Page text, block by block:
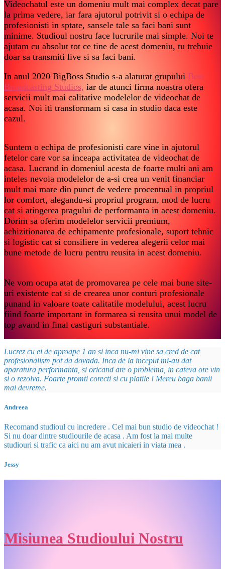
Videochatul este un domeniu mult mai complex decat pare
la prima vedere, iar fara ajutorul potrivit si o echipa de
profesionisti in sptate, sansele tale sa faci bani sunt
minime. Studioul nostru face lucrurile mai simple. Noi te
ajutam cu absolut tot ce tine de acest domeniu, tu trebuie
doar sa transmiti live si sa faci bani.
In anul 2020 BigBoss Studio s-a alaturat grupului Best
Broadcasting Studios, iar de atunci firma noastra ofera
servicii mult mai calitative modelelor de videochat de
acasa. Noi iti transformam si casa in studio daca este
cazul.
Suntem o echipa de profesionisti care vine in ajutorul
fetelor care vor sa inceapa activitatea de videochat de
acasa. Lucrand in domeniul acesta de foarte multi ani am
inteles nevoia modelelor de a-si crea un venit financiar
mult mai mare din punct de vedere procentual in propriul
lor comfort, alegandu-si propriul program, mod de lucru
cat si atingerea pragului de performanta in acest domeniu.
Dorim sa oferim modelelor servicii premium,
achizitionarea de echipamente profesionale, suport tehnic
si logistic cat si consiliere in vederea alegerii celor mai
bune metode de lucru pentru reusita in acest domeniu.
Ne vom ocupa atat de promovarea pe cele mai bune site-
uri existente cat si de crearea unor conturi profesionale
punand in valoare toate calitatile modelului, acest lucru
fiind foarte important in formarea si reusita unui model de
top avand in final castiguri substantiale.
Lucrez cu ei de aproape 1 an si inca nu-mi vine sa cred de cat
profesionalism pot da dovada. Inca de la inceput mi-au dat
aparatura performanta, si oricand are o problema, in cateva ore vin
si o rezolva. Foarte promti corecti si cu platile ! Mereu baga banii
mai devreme.
Andreea
Recomand studioul cu incredere . Cel mai bun studio de videochat !
Si nu doar dintre studiourile de acasa . Am fost la mai multe
studiouri si trafic ca aici nu am avut nicaieri in viata mea .
Jessy
Misiunea Studioului Nostru